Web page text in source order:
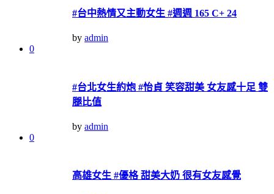
#台中熱情又主動女生 #週週 165 C+ 24
by admin
0
#台北女生約炮 #怡貞 笑容甜美 女友感十足 雙
腿比值
by admin
0
高雄女生 #優格 甜美大奶 很有女友感覺